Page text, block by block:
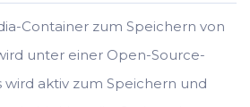
Container zum Speichern von
unter einer Open-Source-
wird aktiv zum Speichern und